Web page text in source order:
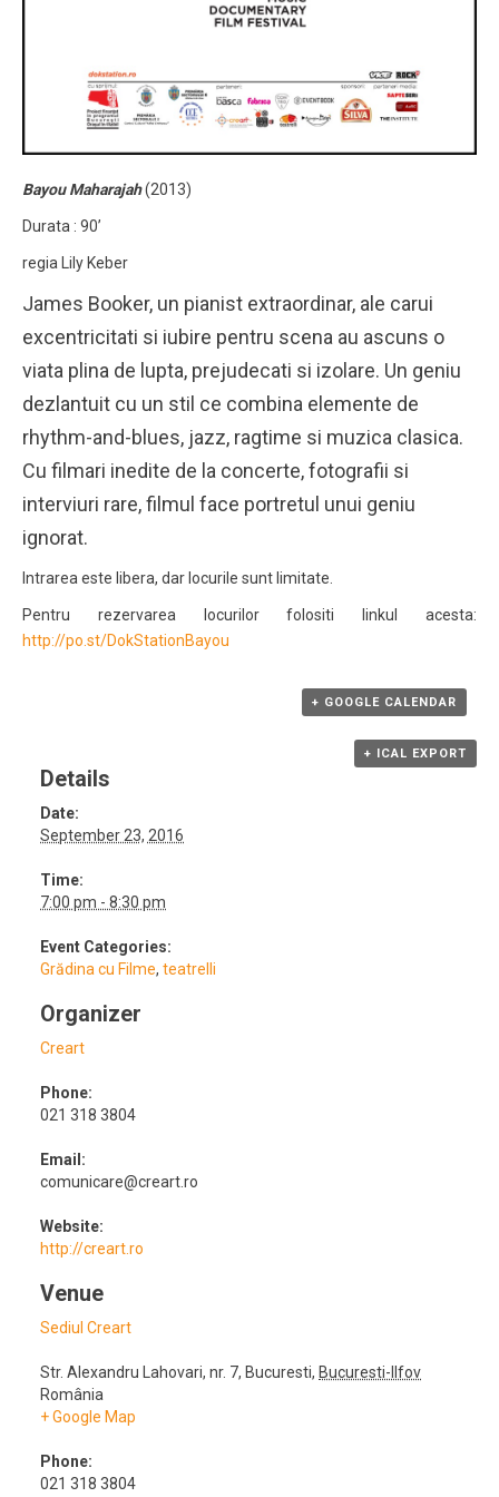
Bayou Maharajah(2013)
Durata : 90’
regia Lily Keber
James Booker, un pianist extraordinar, ale carui
excentricitati si iubire pentru scena au ascuns o
viata plina de lupta, prejudecati si izolare. Un geniu
dezlantuit cu un stil ce combina elemente de
rhythm-and-blues, jazz, ragtime si muzica clasica.
Cu filmari inedite de la concerte, fotografii si
interviuri rare, filmul face portretul unui geniu
ignorat.
Intrarea este libera, dar locurile sunt limitate.
Pentru rezervarea locurilor folositi linkul acesta:
http://po.st/DokStationBayou
+ GOOGLE CALENDAR
+ ICAL EXPORT
Details
Date:
September 23, 2016
Time:
7:00 pm - 8:30 pm
Event Categories:
Grădina cu Filme,teatrelli
Organizer
Creart
Phone:
021 318 3804
Email:
comunicare@creart.ro
Website:
http://creart.ro
Venue
Sediul Creart
Str. Alexandru Lahovari, nr. 7, Bucuresti, Bucuresti-Ilfov
România
+ Google Map
Phone:
021 318 3804